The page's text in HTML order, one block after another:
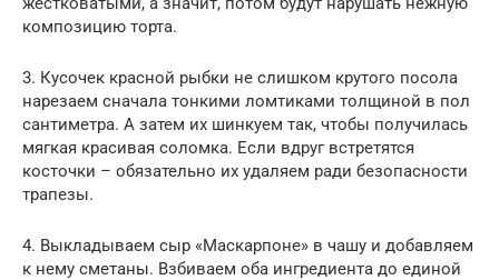
композицию торта.
3. Кусочек красной рыбки не слишком крутого посола
нарезаем сначала тонкими ломтиками толщиной в пол
сантиметра. А затем их шинкуем так, чтобы получилась
мягкая красивая соломка. Если вдруг встретятся
косточки – обязательно их удаляем ради безопасности
трапезы.
4. Выкладываем сыр «Маскарпоне» в чашу и добавляем
к нему сметаны. Взбиваем оба ингредиента до единой